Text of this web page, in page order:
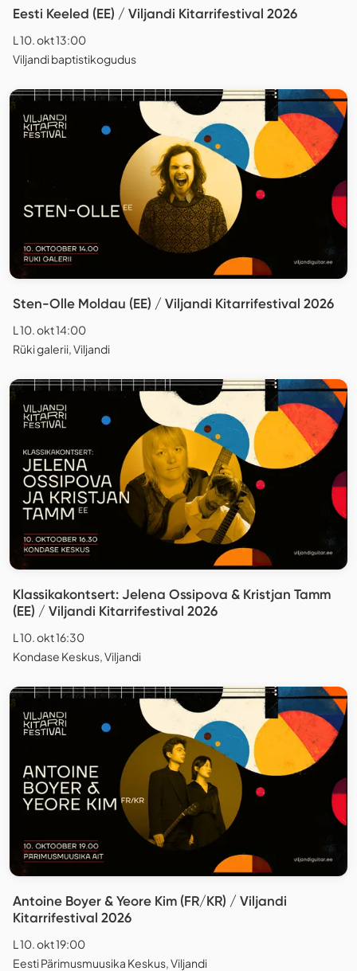
Eesti Keeled (EE) / Viljandi Kitarrifestival 2026
L 10. okt 13:00
Viljandi baptistikogudus
Sten-Olle Moldau (EE) / Viljandi Kitarrifestival 2026
L 10. okt 14:00
Rüki galerii, Viljandi
Klassikakontsert: Jelena Ossipova & Kristjan Tamm
(EE) / Viljandi Kitarrifestival 2026
L 10. okt 16:30
Kondase Keskus, Viljandi
Antoine Boyer & Yeore Kim (FR/KR) / Viljandi
Kitarrifestival 2026
L 10. okt 19:00
Eesti Pärimusmuusika Keskus, Viljandi